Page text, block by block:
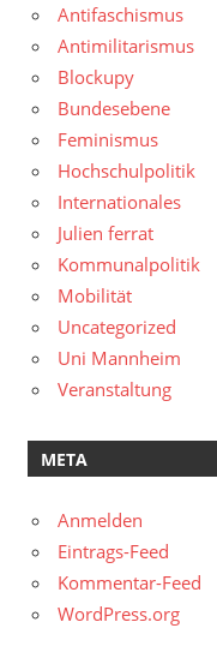
Antifaschismus
Antimilitarismus
Blockupy
Bundesebene
Feminismus
Hochschulpolitik
Internationales
Julien ferrat
Kommunalpolitik
Mobilität
Uncategorized
Uni Mannheim
Veranstaltung
META
Anmelden
Eintrags-Feed
Kommentar-Feed
WordPress.org